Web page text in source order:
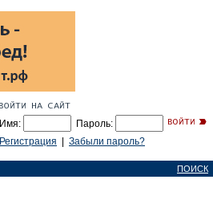
Имя:
Пароль:
Регистрация
Забыли пароль?
ПОИСК